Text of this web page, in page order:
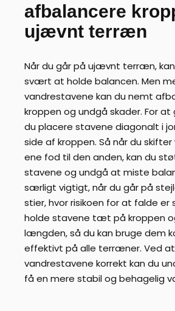
afbalancere
ujævnt terræn
Når du går på ujævnt terræn,
svært at holde balancen. Men
vandrestavene kan du nemt
kroppen og undgå skader. For
du placere stavene diagonalt i
side af kroppen. Så når du
ene fod til den anden, kan du
stavene og undgå at miste
særligt vigtigt, når du går på
stier, hvor risikoen for at falde er
holde stavene tæt på kroppen
længden, så du kan bruge dem
effektivt på alle terræner. Ved
vandrestavene korrekt kan du
få en mere stabil og behagelig